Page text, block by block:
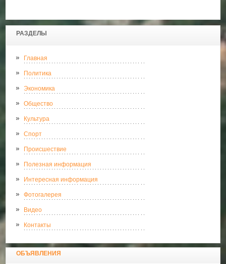
РАЗДЕЛЫ
Главная
Политика
Экономика
Общество
Культура
Спорт
Происшествие
Полезная информация
Интересная информация
Фотогалерея
Видео
Контакты
ОБЪЯВЛЕНИЯ